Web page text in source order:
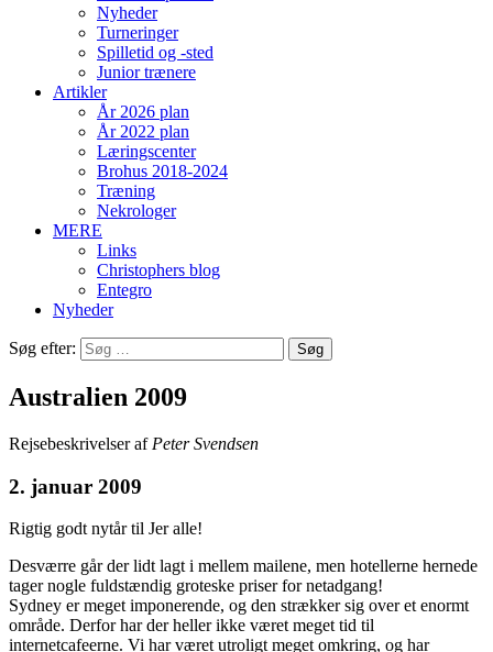
Nyheder
Turneringer
Spilletid og -sted
Junior trænere
Artikler
År 2026 plan
År 2022 plan
Læringscenter
Brohus 2018-2024
Træning
Nekrologer
MERE
Links
Christophers blog
Entegro
Nyheder
Søg efter:
Australien 2009
Rejsebeskrivelser af Peter Svendsen
2. januar 2009
Rigtig godt nytår til Jer alle!
Desværre går der lidt lagt i mellem mailene, men hotellerne hernede
tager nogle fuldstændig groteske priser for netadgang!
Sydney er meget imponerende, og den strækker sig over et enormt
område. Derfor har der heller ikke været meget tid til
internetcafeerne. Vi har været utroligt meget omkring, og har